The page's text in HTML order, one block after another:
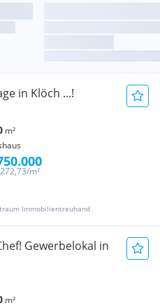
in Klöch ...!
m²
Immobilientreuhand
m²
Gewerbelokal in
m²